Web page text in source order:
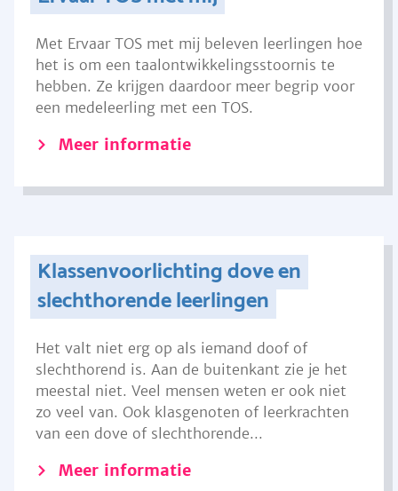
Met Ervaar TOS met mij beleven leerlingen hoe
het is om een taalontwikkelingsstoornis te
hebben. Ze krijgen daardoor meer begrip voor
een medeleerling met een TOS.
Meer informatie
Klassenvoorlichting dove en
slechthorende leerlingen
Het valt niet erg op als iemand doof of
slechthorend is. Aan de buitenkant zie je het
meestal niet. Veel mensen weten er ook niet
zo veel van. Ook klasgenoten of leerkrachten
van een dove of slechthorende...
Meer informatie